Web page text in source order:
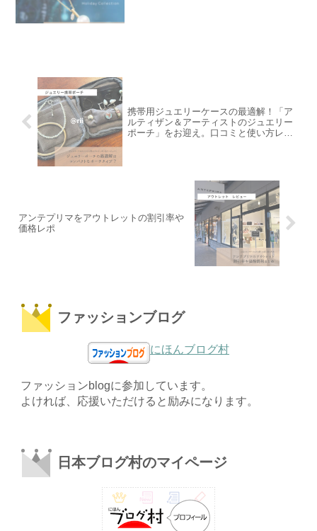
携帯用ジュエリーケースの最適解！「ア
ルティザン＆アーティストのジュエリー
ポーチ」をお迎え。口コミと使い方レビ
アンテプリマをアウトレットの割引率や
価格レポ
ファッションブログ
にほんブログ村
ファッションblogに参加しています。
よければ、応援いただけると励みになります。
日本ブログ村のマイページ